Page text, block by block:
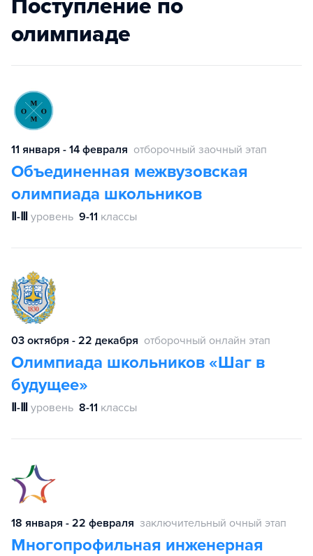
Поступление по
олимпиаде
11 января - 14 февраля отборочный заочный этап
Объединенная межвузовская
олимпиада школьников
Ⅱ-Ⅲ уровень 9-11 классы
03 октября - 22 декабря отборочный онлайн этап
Олимпиада школьников «Шаг в
будущее»
Ⅱ-Ⅲ уровень 8-11 классы
18 января - 22 февраля заключительный очный этап
Многопрофильная инженерная